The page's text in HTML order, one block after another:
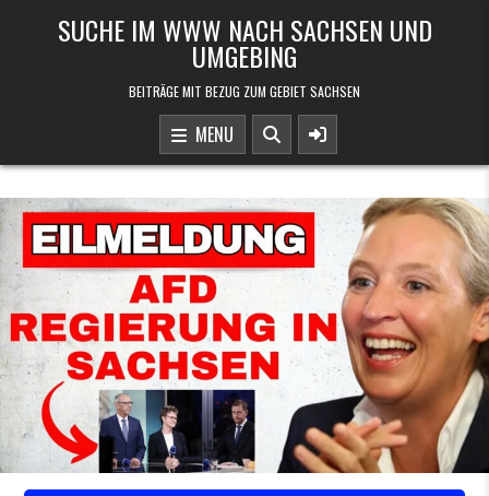
SUCHE IM WWW NACH SACHSEN UND
UMGEBING
BEITRÄGE MIT BEZUG ZUM GEBIET SACHSEN
MENU